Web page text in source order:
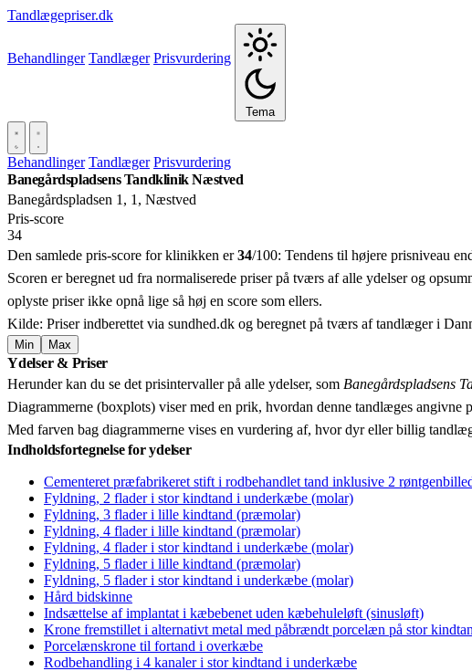
Tandlægepriser.dk
Behandlinger Tandlæger Prisvurdering
Tema
Behandlinger Tandlæger Prisvurdering
Banegårdspladsens Tandklinik Næstved
Banegårdspladsen 1, 1, Næstved
Pris‑score
34
Den samlede pris-score for klinikken er34/100: Tendens til højere prisniveau
Scoren er beregnet ud fra normaliserede priser på tværs af alle ydelser og
oplyste priser ikke opnå lige så høj en score som ellers.
Kilde: Priser indberettet via sundhed.dk og beregnet på tværs af tandlæger i
Min Max
+
−
Ydelser & Priser
Herunder kan du se det prisintervaller på alle ydelser, som Banegårdspladsens
Diagrammerne (boxplots) viser med en prik, hvordan denne tandlæges angivne
Med farven bag diagrammerne vises en vurdering af, hvor dyr eller billig
Indholdsfortegnelse for ydelser
Cementeret præfabrikeret stift i rodbehandlet tand inklusive 2
Fyldning, 2 flader i stor kindtand i underkæbe (molar)
Fyldning, 3 flader i lille kindtand (præmolar)
Fyldning, 4 flader i lille kindtand (præmolar)
Fyldning, 4 flader i stor kindtand i underkæbe (molar)
Fyldning, 5 flader i lille kindtand (præmolar)
Fyldning, 5 flader i stor kindtand i underkæbe (molar)
Hård bidskinne
Indsættelse af implantat i kæbebenet uden kæbehuleløft (sinusløft)
Krone fremstillet i alternativt metal med påbrændt porcelæn på stor
Porcelænskrone til fortand i overkæbe
Rodbehandling i 4 kanaler i stor kindtand i underkæbe